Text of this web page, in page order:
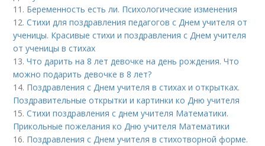
11. Беременность есть ли. Психологические изменения
12.Стихи для поздравления педагогов с Днем учителя от
ученицы. Красивые стихи и поздравления с Днем учителя
от ученицы в стихах
13.Что дарить на 8 лет девочке на день рождения. Что
можно подарить девочке в 8 лет?
14. Поздравления с Днем учителя в стихах и открытках.
Поздравительные открытки и картинки ко Дню учителя
15.Стихи поздравления с днем учителя Математики.
Прикольные пожелания ко Дню учителя Математики
16. Поздравления с Днем учителя в стихотворной форме.